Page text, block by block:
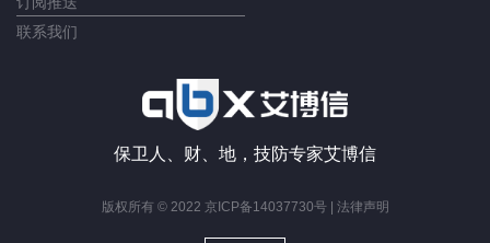
联系我们
保卫人、财、地，技防专家艾博信
版权所有 © 2022 京ICP备14037730号 | 法律声明